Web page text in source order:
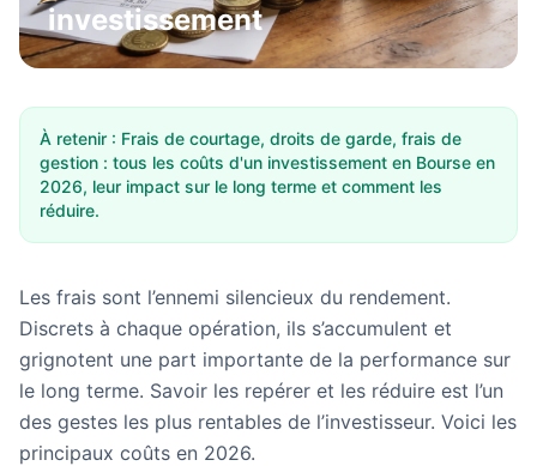
investissement
À retenir : Frais de courtage, droits de garde, frais de
gestion : tous les coûts d'un investissement en Bourse en
2026, leur impact sur le long terme et comment les
réduire.
Les frais sont l’ennemi silencieux du rendement.
Discrets à chaque opération, ils s’accumulent et
grignotent une part importante de la performance sur
le long terme. Savoir les repérer et les réduire est l’un
des gestes les plus rentables de l’investisseur. Voici les
principaux coûts en 2026.